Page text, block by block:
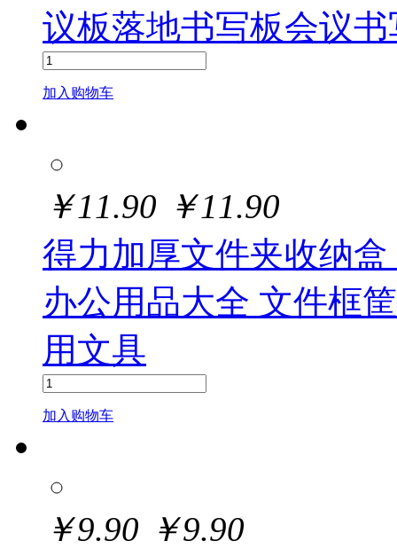
议板落地书写板会议书
加入购物车
￥11.90 ￥11.90
得力加厚文件夹收纳
办公用品大全 文件框
用文具
加入购物车
￥9.90 ￥9.90